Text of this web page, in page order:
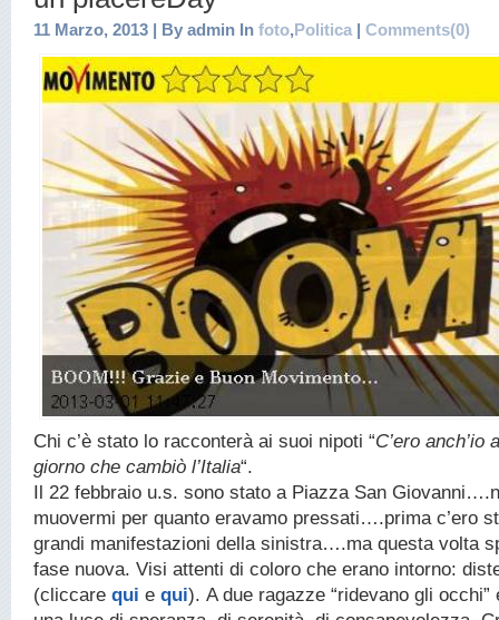
11 Marzo, 2013 | By admin In foto,Politica | Comments(0)
Chi c’è stato lo racconterà ai suoi nipoti “C’ero anch’io
giorno che cambiò l’Italia“.
Il 22 febbraio u.s. sono stato a Piazza San
muovermi per quanto eravamo pressati….prima c’ero
grandi manifestazioni della sinistra….ma questa volta
fase nuova. Visi attenti di coloro che erano intorno:
(cliccare qui e qui). A due ragazze “ridevano gli